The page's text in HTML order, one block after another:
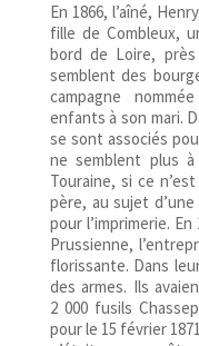
En 1866, l’aîné,
fille de Combleux,
bord de Loire,
semblent des
campagne
enfants à son mari.
se sont associés
ne semblent plus à
Touraine, si ce
père, au sujet
pour l’imprimerie.
Prussienne,
florissante. Dans
des armes. Ils
2 000 fusils
pour le 15 février